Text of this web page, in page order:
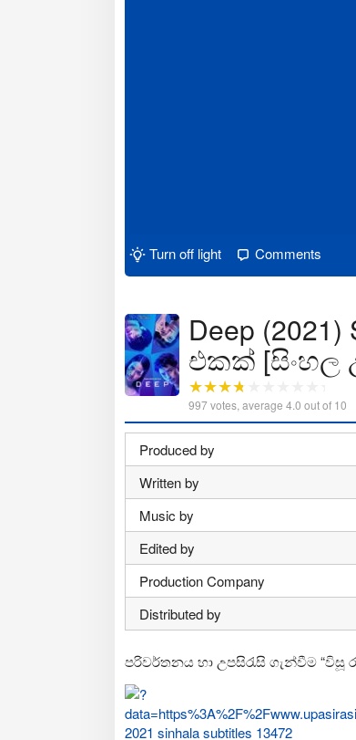
Turn off light Comments
Deep
එකක් [සිංහල
997votes, average 4.0 out of 10
Produced by
Written by
Music by
Edited by
Production Company
Distributed by
පරිවර්තනය හා උපසිරැසි ගැන්වීම “විසූ